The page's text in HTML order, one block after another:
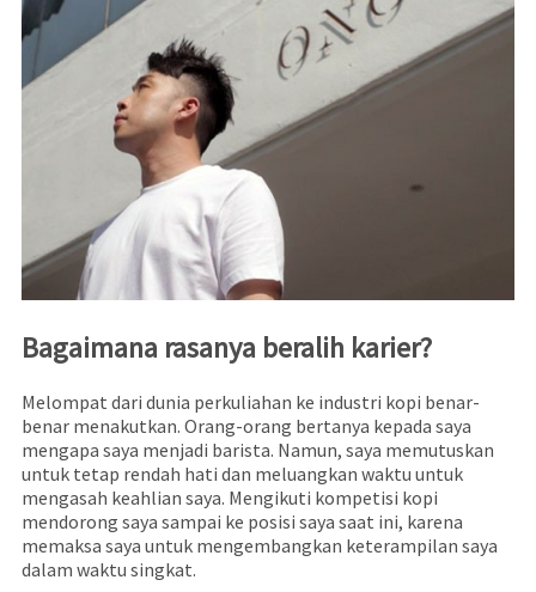
Bagaimana rasanya beralih karier?
Melompat dari dunia perkuliahan ke industri kopi benar-
benar menakutkan. Orang-orang bertanya kepada saya
mengapa saya menjadi barista. Namun, saya memutuskan
untuk tetap rendah hati dan meluangkan waktu untuk
mengasah keahlian saya. Mengikuti kompetisi kopi
mendorong saya sampai ke posisi saya saat ini, karena
memaksa saya untuk mengembangkan keterampilan saya
dalam waktu singkat.